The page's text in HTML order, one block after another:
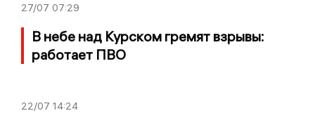
27/07 07:29
В небе над Курском гремят взрывы:
работает ПВО
22/07 14:24